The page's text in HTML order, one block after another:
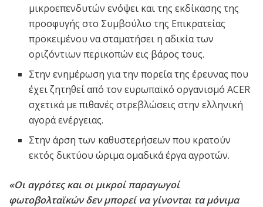
μικροεπενδυτών ενόψει και της εκδίκασης της
προσφυγής στο Συμβούλιο της Επικρατείας
προκειμένου να σταματήσει η αδικία των
οριζόντιων περικοπών εις βάρος τους.
Στην ενημέρωση για την πορεία της έρευνας που
έχει ζητηθεί από τον ευρωπαϊκό οργανισμό ACER
σχετικά με πιθανές στρεβλώσεις στην ελληνική
αγορά ενέργειας.
Στην άρση των καθυστερήσεων που κρατούν
εκτός δικτύου ώριμα ομαδικά έργα αγροτών.
«Οι αγρότες και οι μικροί παραγωγοί
φωτοβολταϊκών δεν μπορεί να γίνονται τα μόνιμα